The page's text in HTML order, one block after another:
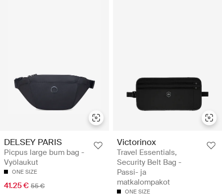
DELSEY PARIS
Picpus large bum bag -
Vyölaukut
ONE SIZE
41.25 € 55 €
Victorinox
Travel Essentials,
Security Belt Bag -
Passi- ja
matkalompakot
ONE SIZE